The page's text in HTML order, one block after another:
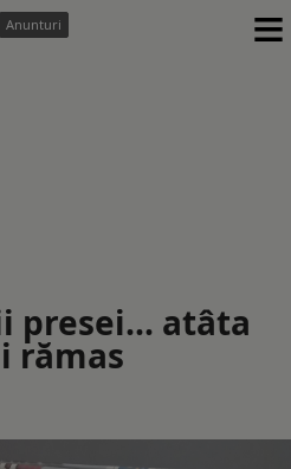
Anunturi ≡
presei... atâta
rămas